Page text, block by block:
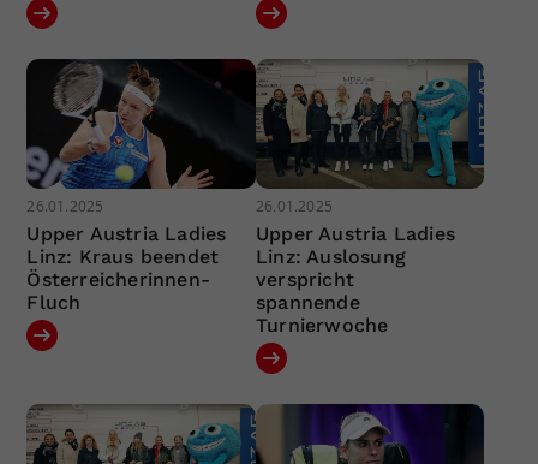
26.01.2025
Upper Austria Ladies
Linz: Kraus beendet
Österreicherinnen-
Fluch
26.01.2025
Upper Austria Ladies
Linz: Auslosung
verspricht
spannende
Turnierwoche